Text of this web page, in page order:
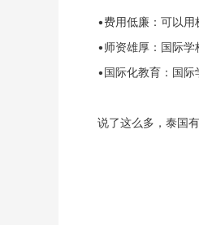
•费用低廉：可以用
•师资雄厚：国际学
•国际化教育：国际
说了这么多，泰国